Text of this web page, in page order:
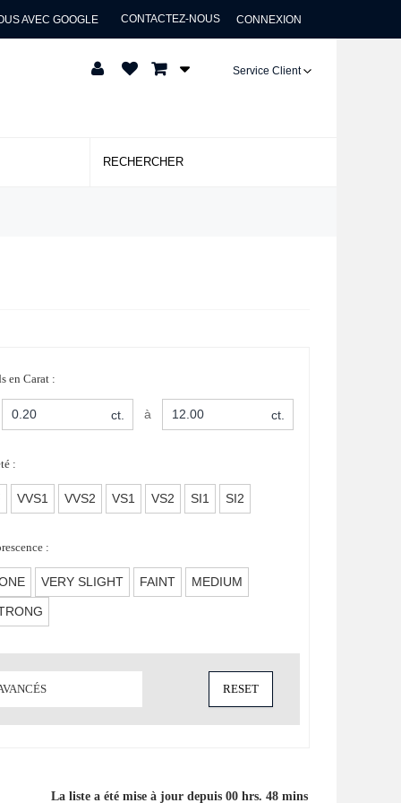
CONNEXION
CONTACTEZ-NOUS
AVEC GOOGLE
Service Client
en Carat :
ct. à ct.
:
VVS1 VVS2 VS1 VS2 SI1 SI2
:
VERY SLIGHT FAINT MEDIUM
La liste a été mise à jour depuis 00 hrs. 48 mins